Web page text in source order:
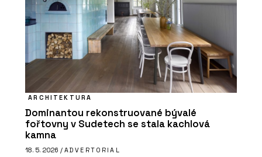
ARCHITEKTURA
Dominantou rekonstruované bývalé
fořtovny v Sudetech se stala kachlová
kamna
18. 5. 2026 / ADVERTORIAL